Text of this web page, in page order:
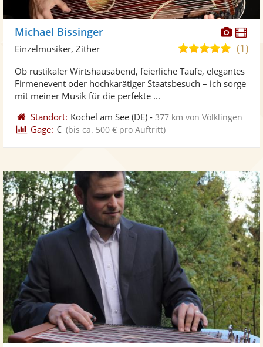
Fotos
Michael Bissinger
5,0
5
Sternen
(1)
Einzelmusiker, Zither
Ob rustikaler Wirtshausabend, feierliche Taufe, elegantes
Firmenevent oder hochkarätiger Staatsbesuch – ich sorge
mit meiner Musik für die perfekte ...
Standort: Kochel am See (DE) -377 km von Völklingen
Gage: € (bis ca. 500 € pro Auftritt)